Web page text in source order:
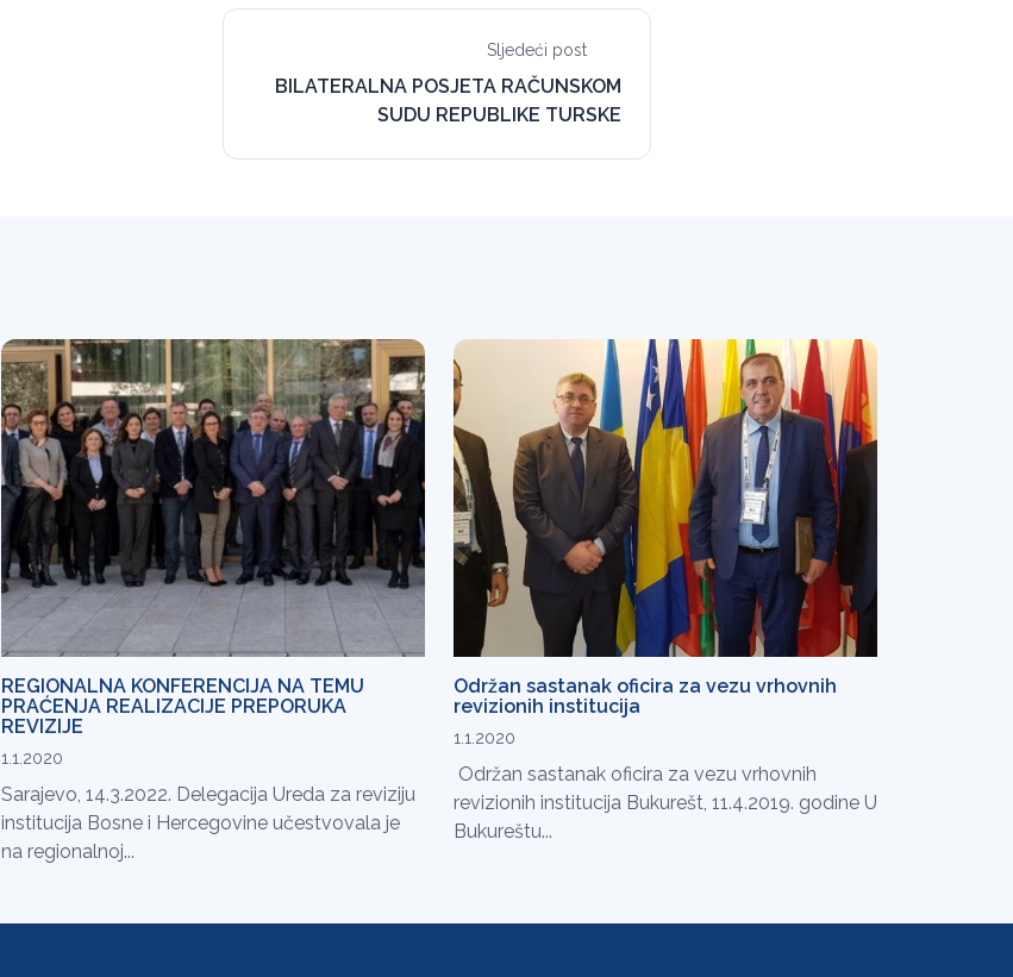
Sljedeći post
BILATERALNA POSJETA RAČUNSKOM
SUDU REPUBLIKE TURSKE
REGIONALNA KONFERENCIJA NA TEMU
PRAĆENJA REALIZACIJE PREPORUKA
REVIZIJE
1.1.2020
Sarajevo, 14.3.2022. Delegacija Ureda za reviziju
institucija Bosne i Hercegovine učestvovala je
na regionalnoj...
Održan sastanak oficira za vezu vrhovnih
revizionih institucija
1.1.2020
Održan sastanak oficira za vezu vrhovnih
revizionih institucija Bukurešt, 11.4.2019. godine U
Bukureštu...